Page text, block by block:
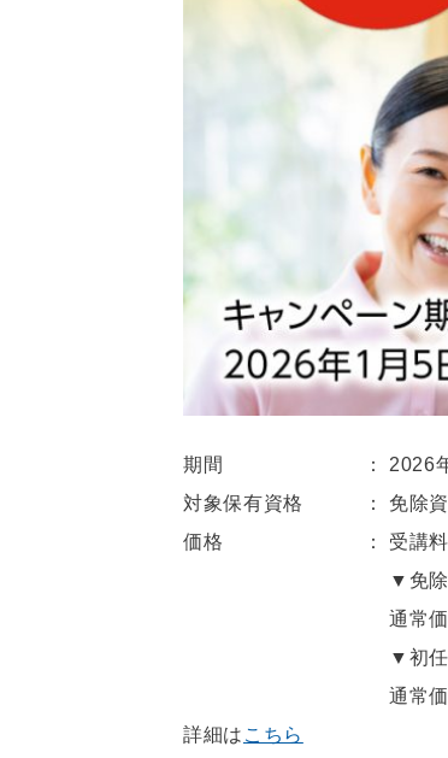
期間 ： 2026年1月5
対象保有資格 ： 免除資格
価格 ： 受講料30
▼免除資格
通常価格142,670円
▼初任者研修・
通常価格109,670円
詳細は こちら